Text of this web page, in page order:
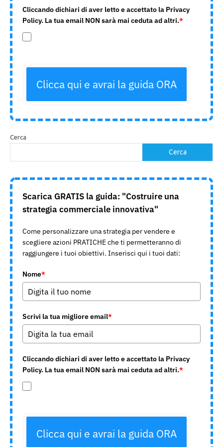
Cliccando dichiari di aver letto e accettato la Privacy
Policy. La tua email NON sarà mai ceduta ad altri.*
Clicca qui e avrai la guida ORA
Cerca
Cerca
Scarica GRATIS la guida: "Costruire una
strategia commerciale innovativa"
Come personalizzare una strategia per vendere e
scegliere azioni PRATICHE che ti permetteranno di
raggiungere i tuoi obiettivi. Inserisci qui i tuoi dati:
Nome*
Scrivi la tua migliore email*
Cliccando dichiari di aver letto e accettato la Privacy
Policy. La tua email NON sarà mai ceduta ad altri.*
Clicca qui e avrai la guida ORA